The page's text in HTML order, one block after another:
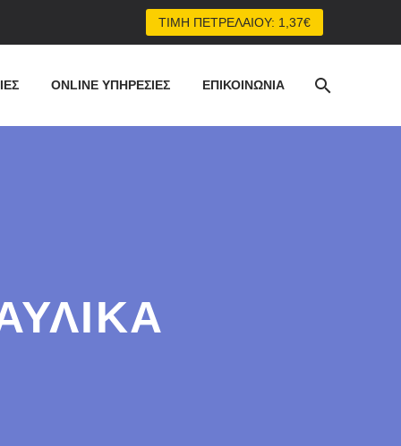
ΤΙΜΗ ΠΕΤΡΕΛΑΙΟΥ: 1,37€
ONLINE ΥΠΗΡΕΣΙΕΣ ΕΠΙΚΟΙΝΩΝΙΑ